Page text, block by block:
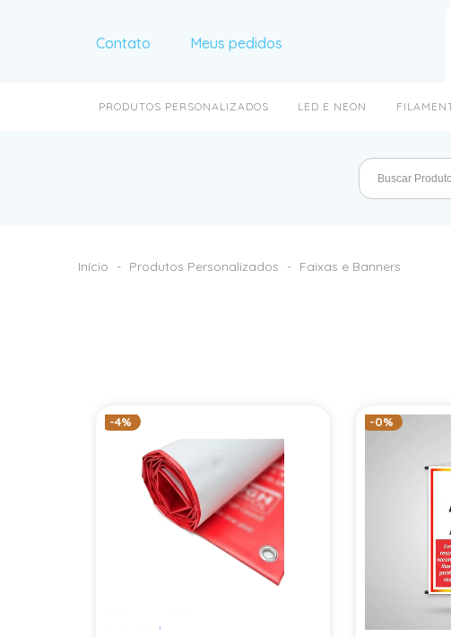
Contato Meus pedidos
PRODUTOS PERSONALIZADOS LED E NEON
Início - Produtos Personalizados - Faixas e Banners
-4% -0%